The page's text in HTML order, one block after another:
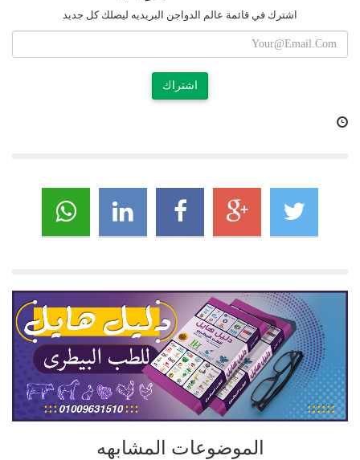
اشترك في قائمة عالم الدواجن البريديه ليصلك كل جديد
اشتراك
الموضوعات المشابهه